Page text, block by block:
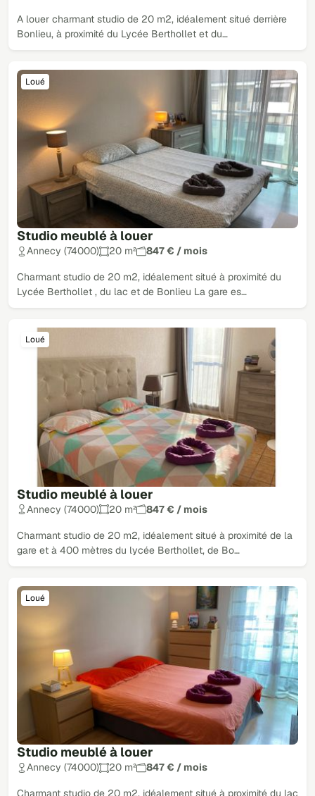
A louer charmant studio de 20 m2, idéalement situé derrière
Bonlieu, à proximité du Lycée Berthollet et du…
Studio meublé à louer
Loué
Annecy (74000) 20 m² 847 € / mois
Charmant studio de 20 m2, idéalement situé à proximité du
Lycée Berthollet , du lac et de Bonlieu La gare es…
Studio meublé à louer
Loué
Annecy (74000) 20 m² 847 € / mois
Charmant studio de 20 m2, idéalement situé à proximité de la
gare et à 400 mètres du lycée Berthollet, de Bo…
Studio meublé à louer
Loué
Annecy (74000) 20 m² 847 € / mois
Charmant studio de 20 m2, idéalement situé à proximité du lac